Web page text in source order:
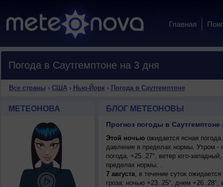
Главная
Погода в Саутгемптоне на 3 дня
Все страны › США› Нью-Йорк › Погода в Саутгемптоне
МЕТЕОНОВА БЛОГ МЕТЕОНОВЫ
Прогноз погоды в Саутгемптоне
Этой ночьюожидается ясная
давление в пределах нормы. Утром -
погода, +25..27°, ветер юго-
пределах нормы. .
7 августа, в течение суток
гроза; ночью +23..25°, днем